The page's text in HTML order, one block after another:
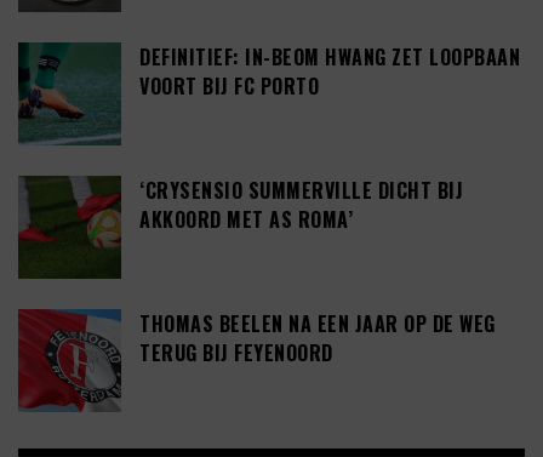
DEFINITIEF: IN-BEOM HWANG ZET LOOPBAAN
VOORT BIJ FC PORTO
‘CRYSENSIO SUMMERVILLE DICHT BIJ
AKKOORD MET AS ROMA’
THOMAS BEELEN NA EEN JAAR OP DE WEG
TERUG BIJ FEYENOORD